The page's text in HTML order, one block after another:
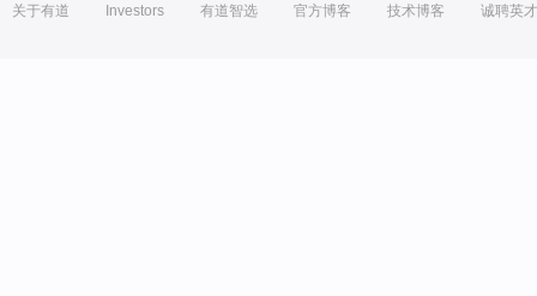
关于有道 Investors 有道智选 官方博客 技术博客 诚聘英才